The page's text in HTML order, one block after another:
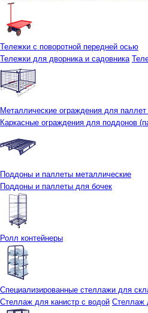
Тележки с поворотной передней осью
Тележки для дворника и садовника
Металлические ограждения для
Каркасные ограждения для поддонов
Поддоны и паллеты металлические
Поддоны и паллеты для бочек
Ролл контейнеры
Специализированные стеллажи для
Стеллаж для канистр с водой Стеллаж